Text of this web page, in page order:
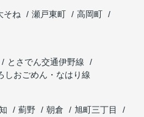
そね 瀬戸東町
高岡町
とさでん交通伊野線
しおごめん・なはり線
薊野 朝倉
旭町三丁目